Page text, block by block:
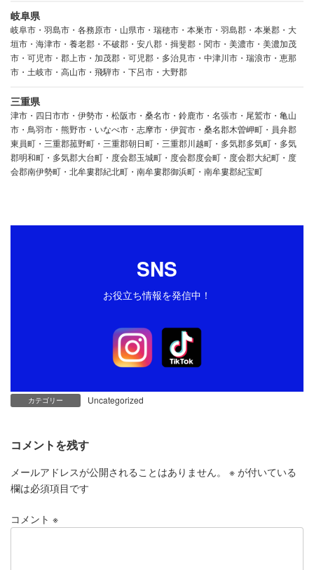
岐阜県
岐阜市・羽島市・各務原市・山県市・瑞穂市・本巣市・羽島郡・本巣郡・大
垣市・海津市・養老郡・不破郡・安八郡・揖斐郡・関市・美濃市・美濃加茂
市・可児市・郡上市・加茂郡・可児郡・多治見市・中津川市・瑞浪市・恵那
市・土岐市・高山市・飛騨市・下呂市・大野郡
三重県
津市・四日市市・伊勢市・松阪市・桑名市・鈴鹿市・名張市・尾鷲市・亀山
市・鳥羽市・熊野市・いなべ市・志摩市・伊賀市・桑名郡木曽岬町・員弁郡
東員町・三重郡菰野町・三重郡朝日町・三重郡川越町・多気郡多気町・多気
郡明和町・多気郡大台町・度会郡玉城町・度会郡度会町・度会郡大紀町・度
会郡南伊勢町・北牟婁郡紀北町・南牟婁郡御浜町・南牟婁郡紀宝町
SNS
お役立ち情報を発信中！
カテゴリー Uncategorized
コメントを残す
メールアドレスが公開されることはありません。 ※ が付いている
欄は必須項目です
コメント ※